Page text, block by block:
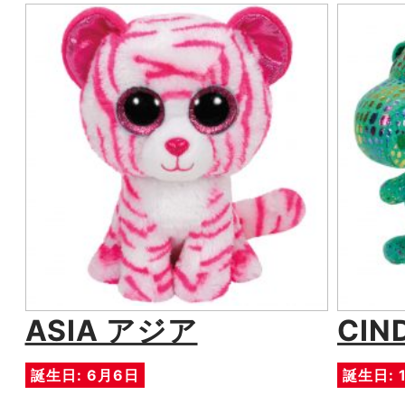
ASIA アジア
誕生日: 6月6日 誕生日: